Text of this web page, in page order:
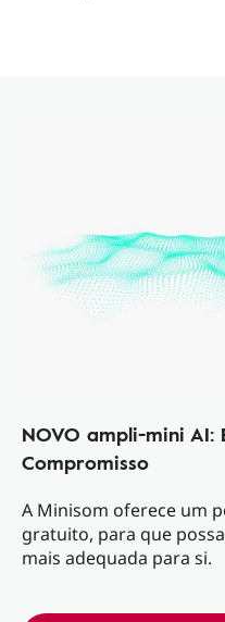
NOVO ampli-mini AI:
Compromisso
A Minisom oferece um
gratuito, para que
mais adequada para si.